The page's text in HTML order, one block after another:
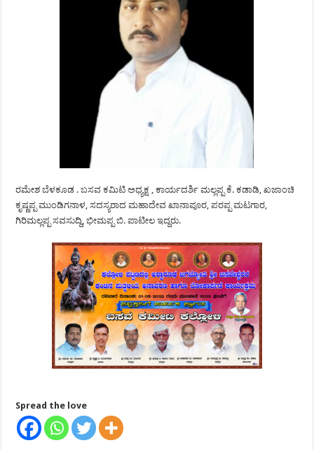
ರಮೇಶ ಬೆಳಕೂಡ . ಬಸವ ಕಮಿಟಿ ಅಧ್ಯಕ್ಷ , ಕಾರ್ಯದರ್ಶಿ ಮಲ್ಲಪ್ಪ ಕೆ. ಕಡಾಡಿ, ಖಜಾಂಚಿ
ಕೃಷ್ಣಪ್ಪ ಮುಂಡಿಗನಾಳ, ಸದಸ್ಯರಾದ ಮಹಾದೇವ ಖಾನಾಪೂರ, ಪರಪ್ಪ ಮಟಗಾರ,
ಗಿರಿಮಲ್ಲಪ್ಪ ಸವಸುದ್ದಿ, ಭೀಮಪ್ಪ ಬಿ. ಪಾಟೀಲ ಇದ್ದರು.
Spread the love